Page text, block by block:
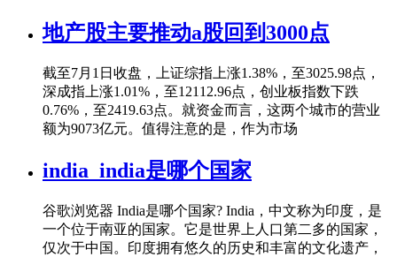
地产股主要推动a股回到3000点
截至7月1日收盘，上证综指上涨1.38%，至3025.98点，
深成指上涨1.01%，至12112.96点，创业板指数下跌
0.76%，至2419.63点。就资金而言，这两个城市的营业
额为9073亿元。值得注意的是，作为市场
india_india是哪个国家
谷歌浏览器 India是哪个国家? India，中文称为印度，是
一个位于南亚的国家。它是世界上人口第二多的国家，
仅次于中国。印度拥有悠久的历史和丰富的文化遗产，